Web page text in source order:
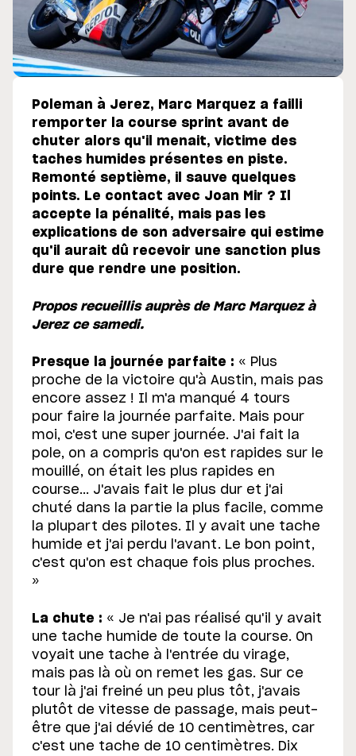
Poleman à Jerez, Marc Marquez a failli
remporter la course sprint avant de
chuter alors qu'il menait, victime des
taches humides présentes en piste.
Remonté septième, il sauve quelques
points. Le contact avec Joan Mir ? Il
accepte la pénalité, mais pas les
explications de son adversaire qui estime
qu'il aurait dû recevoir une sanction plus
dure que rendre une position.
Propos recueillis auprès de Marc Marquez à
Jerez ce samedi.
Presque la journée parfaite : « Plus
proche de la victoire qu'à Austin, mais pas
encore assez ! Il m'a manqué 4 tours
pour faire la journée parfaite. Mais pour
moi, c'est une super journée. J'ai fait la
pole, on a compris qu'on est rapides sur le
mouillé, on était les plus rapides en
course... J'avais fait le plus dur et j'ai
chuté dans la partie la plus facile, comme
la plupart des pilotes. Il y avait une tache
humide et j'ai perdu l'avant. Le bon point,
c'est qu'on est chaque fois plus proches.
»
La chute : « Je n'ai pas réalisé qu'il y avait
une tache humide de toute la course. On
voyait une tache à l'entrée du virage,
mais pas là où on remet les gas. Sur ce
tour là j'ai freiné un peu plus tôt, j'avais
plutôt de vitesse de passage, mais peut-
être que j'ai dévié de 10 centimètres, car
c'est une tache de 10 centimètres. Dix